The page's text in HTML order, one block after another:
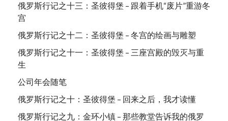
俄罗斯行记之十三：圣彼得堡 – 跟着手机“废片”重游冬
宫
俄罗斯行记之十二：圣彼得堡 – 冬宫的绘画与雕塑
俄罗斯行记之十一：圣彼得堡 – 三座宫殿的毁灭与重
生
公司年会随笔
俄罗斯行记之十：圣彼得堡 – 回来之后，我才读懂
俄罗斯行记之九：金环小镇 – 那些教堂告诉我的俄罗